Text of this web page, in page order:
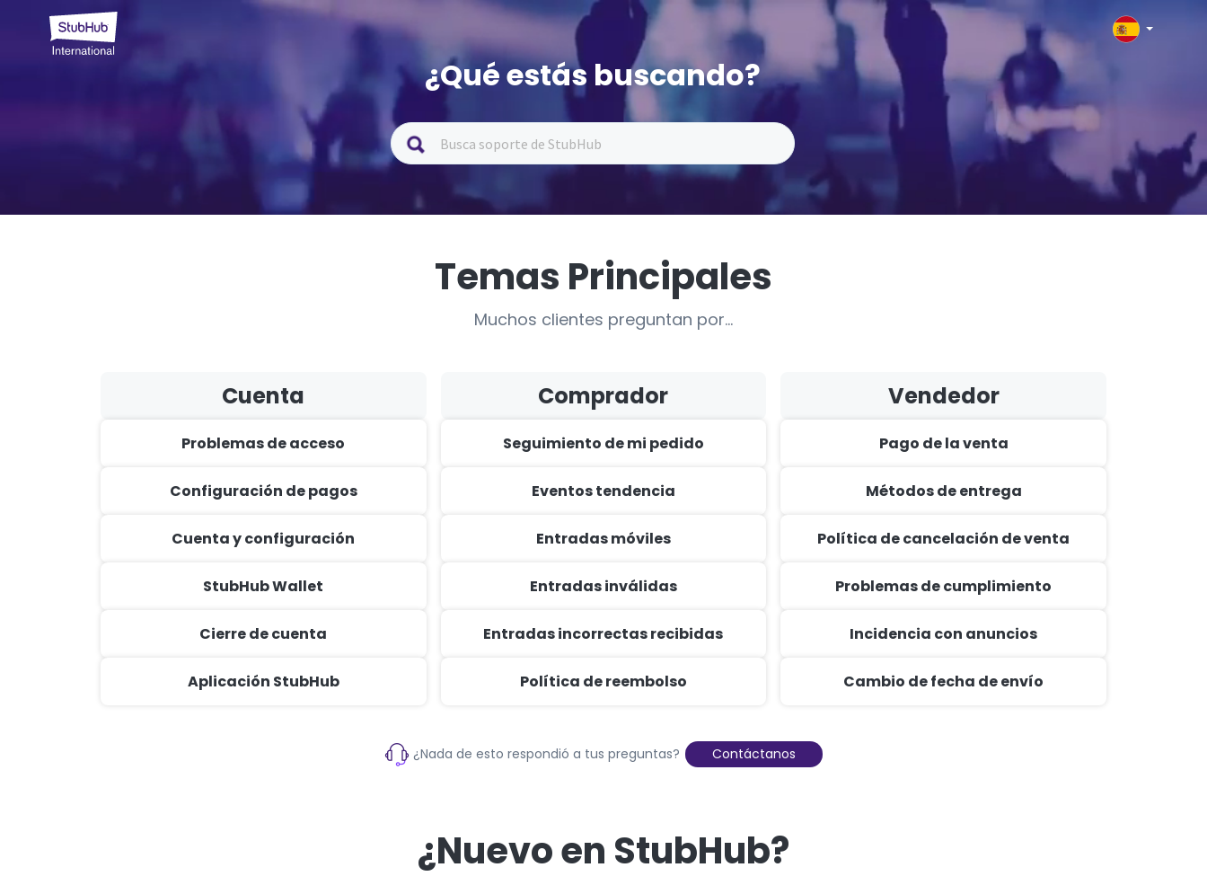
¿Qué estás buscando?
Temas Principales
Muchos clientes preguntan por...
Cuenta
Problemas de acceso
Configuración de pagos
Cuenta y configuración
StubHub Wallet
Cierre de cuenta
Aplicación StubHub
Comprador
Seguimiento de mi pedido
Eventos tendencia
Entradas móviles
Entradas inválidas
Entradas incorrectas recibidas
Política de reembolso
Vendedor
Pago de la venta
Métodos de entrega
Política de cancelación de venta
Problemas de cumplimiento
Incidencia con anuncios
Cambio de fecha de envío
¿Nada de esto respondió a tus preguntas? Contáctanos
¿Nuevo en StubHub?